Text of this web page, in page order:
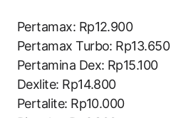
Pertamax: Rp12.900
Pertamax Turbo: Rp13.650
Pertamina Dex: Rp15.100
Dexlite: Rp14.800
Pertalite: Rp10.000